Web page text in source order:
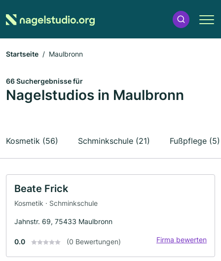
Startseite Maulbronn
66 Suchergebnisse für
Nagelstudios in Maulbronn
Kosmetik (56) Schminkschule (21) Fußpflege (5)
Beate Frick
Kosmetik · Schminkschule
Jahnstr. 69, 75433 Maulbronn
0.0 (0 Bewertungen) Firma bewerten